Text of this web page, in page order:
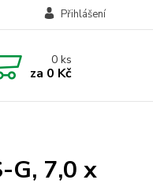
Přihlášení
0ks
za 0 Kč
G, 7,0 x